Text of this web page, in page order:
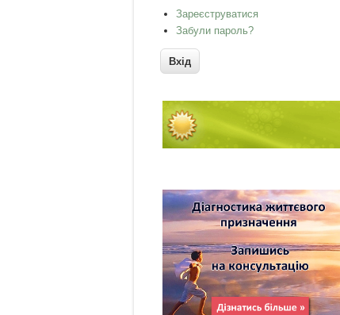
Зареєструватися
Забули пароль?